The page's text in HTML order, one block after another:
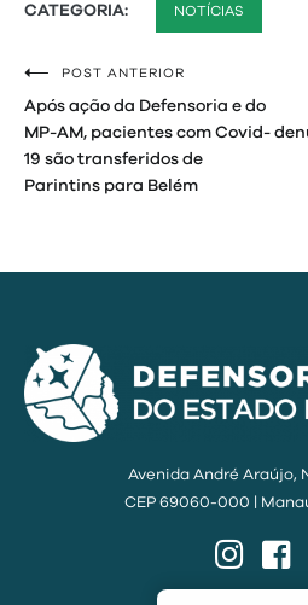
CATEGORIA: NOTÍCIAS
Navegação
de
Post
POST ANTERIOR
Após ação da Defensoria e do
MP-AM, pacientes com Covid-
19 são transferidos de
Parintins para Belém
Avenida André Araújo,
CEP 69060-000 |